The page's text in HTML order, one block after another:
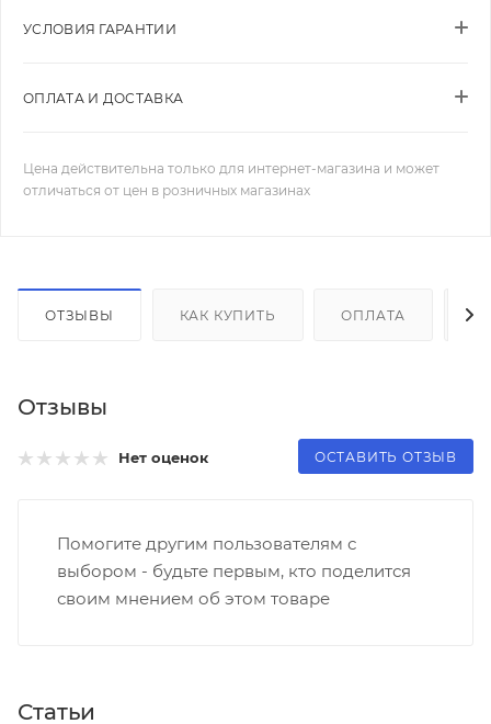
УСЛОВИЯ ГАРАНТИИ
ОПЛАТА И ДОСТАВКА
Цена действительна только для интернет-магазина и может
отличаться от цен в розничных магазинах
ОТЗЫВЫ КАК КУПИТЬ ОПЛАТА
Отзывы
Нет оценок ОСТАВИТЬ ОТЗЫВ
Помогите другим пользователям с
выбором - будьте первым, кто поделится
своим мнением об этом товаре
Статьи